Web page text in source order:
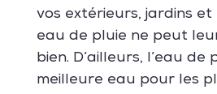
vos extérieurs, jardins et
eau de pluie ne peut
bien. D’ailleurs, l’eau de
meilleure eau pour les